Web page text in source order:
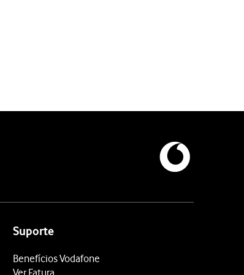
Suporte
Benefícios Vodafone
Ver Fatura